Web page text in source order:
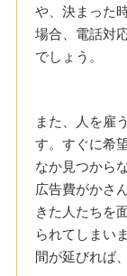
や、決まった
場合、電話対
でしょう。
また、人を雇
す。すぐに希
なか見つから
広告費がかさ
きた人たちを
られてしまい
間が延びれば